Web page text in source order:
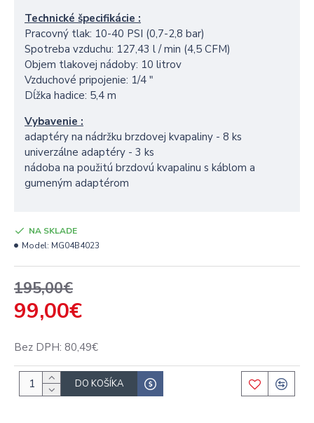
Technické špecifikácie :
Pracovný tlak: 10-40 PSI (0,7-2,8 bar)
Spotreba vzduchu: 127,43 l / min (4,5 CFM)
Objem tlakovej nádoby: 10 litrov
Vzduchové pripojenie: 1/4 "
Dĺžka hadice: 5,4 m
Vybavenie :
adaptéry na nádržku brzdovej kvapaliny - 8 ks
univerzálne adaptéry - 3 ks
nádoba na použitú brzdovú kvapalinu s káblom a
gumeným adaptérom
99,00€
195,00€
Bez DPH: 80,49€
NA SKLADE
Model: MG04B4023
DO KOŠÍKA